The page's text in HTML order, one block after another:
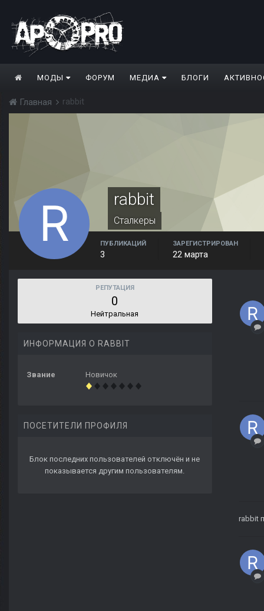
МОДЫ ФОРУМ МЕДИА БЛОГИ
Главная rabbit
rabbit
Сталкеры
ПУБЛИКАЦИЙ
3
ЗАРЕГИСТРИРОВАН
22 марта
РЕПУТАЦИЯ
0
Нейтральная
ИНФОРМАЦИЯ О RABBIT
Звание Новичок
ПОСЕТИТЕЛИ ПРОФИЛЯ
Блок последних пользователей отключён и не
показывается другим пользователям.
rabbit